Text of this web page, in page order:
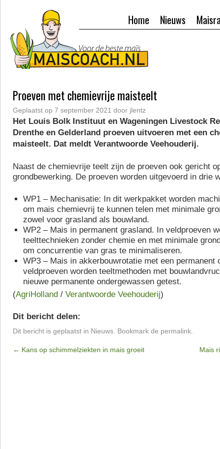
Nieuws
Home
Proeven met chemievrije maisteelt
Geplaatst op 7 september 2021 door jlentz
Het Louis Bolk Instituut en Wageningen Livestock
Drenthe en Gelderland proeven uitvoeren met een
maisteelt. Dat meldt Verantwoorde Veehouderij.
Naast de chemievrije teelt zijn de proeven ook gericht
grondbewerking. De proeven worden uitgevoerd in drie
WP1 – Mechanisatie: In dit werkpakket worden
om mais chemievrij te kunnen telen met minimale
zowel voor grasland als bouwland.
WP2 – Mais in permanent grasland. In veldproeven
teelttechnieken zonder chemie en met minimale
om concurrentie van gras te minimaliseren.
WP3 – Mais in akkerbouwrotatie met een permanent
veldproeven worden teeltmethoden met
nieuwe permanente ondergewassen getest.
(AgriHolland / Verantwoorde Veehouderij)
Dit bericht delen:
Dit bericht is geplaatst in Nieuws . Bookmark de permalink
← Kans op schimmelziekten in mais groeit Mais